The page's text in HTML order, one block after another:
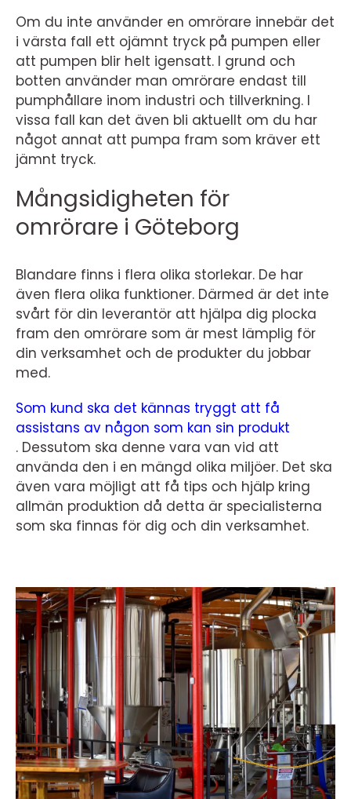
Om du inte använder en omrörare innebär det
i värsta fall ett ojämnt tryck på pumpen eller
att pumpen blir helt igensatt. I grund och
botten använder man omrörare endast till
pumphållare inom industri och tillverkning. I
vissa fall kan det även bli aktuellt om du har
något annat att pumpa fram som kräver ett
jämnt tryck.
Mångsidigheten för
omrörare i Göteborg
Blandare finns i flera olika storlekar. De har
även flera olika funktioner. Därmed är det inte
svårt för din leverantör att hjälpa dig plocka
fram den omrörare som är mest lämplig för
din verksamhet och de produkter du jobbar
med.
Som kund ska det kännas tryggt att få
assistans av någon som kan sin produkt
. Dessutom ska denne vara van vid att
använda den i en mängd olika miljöer. Det ska
även vara möjligt att få tips och hjälp kring
allmän produktion då detta är specialisterna
som ska finnas för dig och din verksamhet.